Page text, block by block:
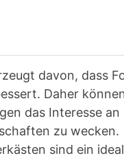
davon, dass
Daher
das Interesse an
zu wecken.
sind ein